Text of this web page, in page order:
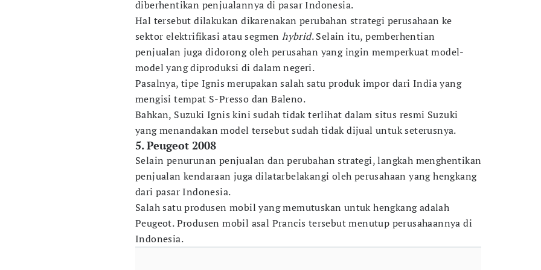
diberhentikan penjualannya di pasar Indonesia.
Hal tersebut dilakukan dikarenakan perubahan strategi perusahaan ke
sektor elektrifikasi atau segmenhybrid. Selain itu, pemberhentian
penjualan juga didorong oleh perusahan yang ingin memperkuat model-
model yang diproduksi di dalam negeri.
Pasalnya, tipe Ignis merupakan salah satu produk impor dari India yang
mengisi tempat S-Presso dan Baleno.
Bahkan, Suzuki Ignis kini sudah tidak terlihat dalam situs resmi Suzuki
yang menandakan model tersebut sudah tidak dijual untuk seterusnya.
5. Peugeot 2008
Selain penurunan penjualan dan perubahan strategi, langkah menghentikan
penjualan kendaraan juga dilatarbelakangi oleh perusahaan yang hengkang
dari pasar Indonesia.
Salah satu produsen mobil yang memutuskan untuk hengkang adalah
Peugeot. Produsen mobil asal Prancis tersebut menutup perusahaannya di
Indonesia.